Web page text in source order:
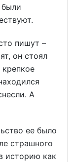
пишут –
он стоял
А
ее было
страшного
историю как